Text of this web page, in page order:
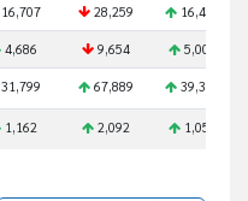
16,707 28,259 16,490
4,686 9,654 5,008
31,799 67,889 39,317
1,162 2,092 1,053